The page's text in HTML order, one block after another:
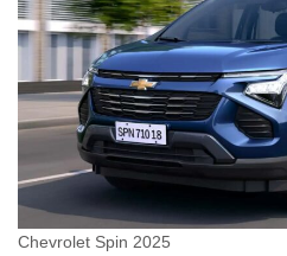
Chevrolet Spin 2025